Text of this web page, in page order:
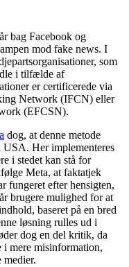
bag Facebook og
mod fake news. I
som
i tilfælde af
er certificerede via
Network (IFCN) eller
(EFCSN).
dog, at denne metode
USA. Her implementeres
i stedet kan stå for
Meta, at faktatjek
fungeret efter hensigten,
brugere mulighed for at
baseret på en bred
løsning rulles ud i
dog en del kritik, da
mere misinformation,
medier.